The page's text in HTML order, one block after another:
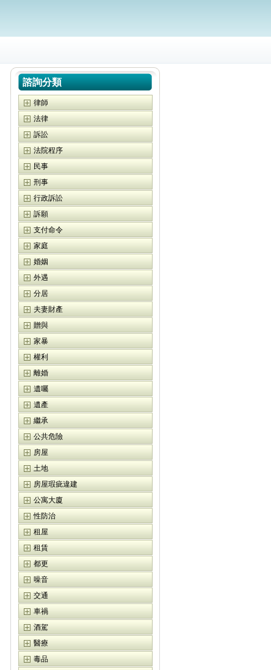
諮詢分類
律師
法律
訴訟
法院程序
民事
刑事
行政訴訟
訴願
支付命令
家庭
婚姻
外遇
分居
夫妻財產
贈與
家暴
權利
離婚
遺囑
遺產
繼承
公共危險
房屋
土地
房屋瑕疵違建
公寓大廈
性防治
租屋
租賃
都更
噪音
交通
車禍
酒駕
醫療
毒品